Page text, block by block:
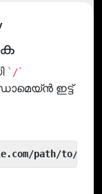
`/`
ഇട്ട്
path/to/